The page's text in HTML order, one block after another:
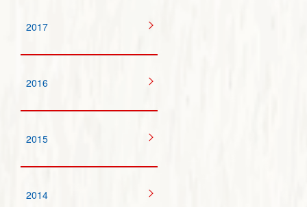
2017
2016
2015
2014